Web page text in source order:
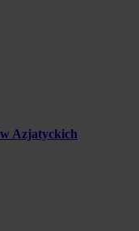
Azjatyckich